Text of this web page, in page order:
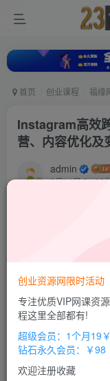
首页 创业课程 福缘
Instagram高效
营、内容优化及
admin
8月14日 21:09
超级会员
您当前未登录！建
创业资源网限时活动
专注优质VIP网课资
程这里全部都有!
超级会员：1个月19
钻石永久会员：￥98
欢迎注册收藏